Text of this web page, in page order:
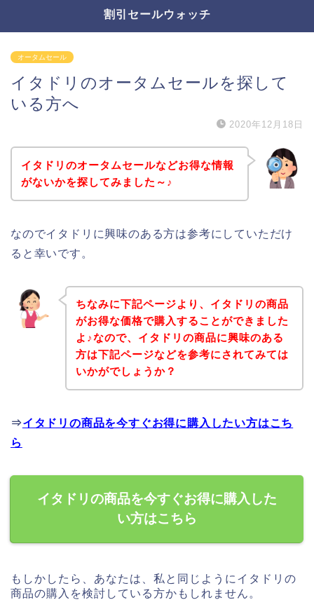
割引セールウォッチ
オータムセール
イタドリのオータムセールを探して
いる方へ
2020年12月18日
イタドリのオータムセールなどお得な情報
がないかを探してみました～♪
なのでイタドリに興味のある方は参考にしていただけ
ると幸いです。
ちなみに下記ページより、イタドリの商品
がお得な価格で購入することができました
よ♪なので、イタドリの商品に興味のある
方は下記ページなどを参考にされてみては
いかがでしょうか？
⇒イタドリの商品を今すぐお得に購入したい方はこち
ら
イタドリの商品を今すぐお得に購入した
い方はこちら
もしかしたら、あなたは、私と同じようにイタドリの
商品の購入を検討している方かもしれません。